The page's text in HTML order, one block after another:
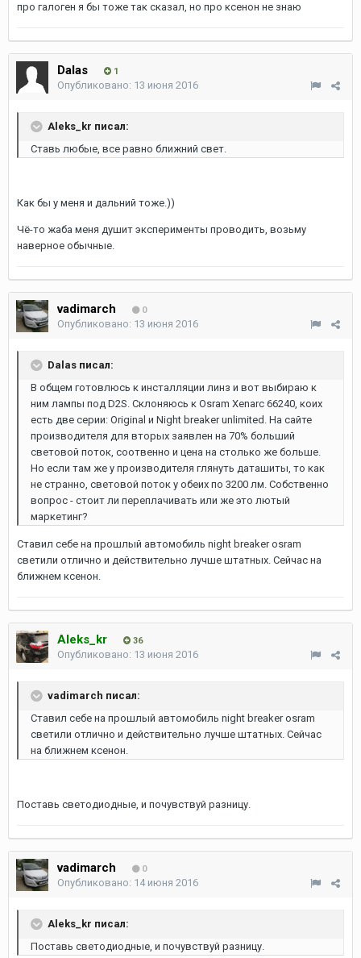
про галоген я бы тоже так сказал, но про ксенон не знаю
Dalas 1
Опубликовано: 13 июня 2016
Aleks_kr писал:
Ставь любые, все равно ближний свет.
Как бы у меня и дальний тоже.))
Чё-то жаба меня душит эксперименты проводить, возьму
наверное обычные.
vadimarch 0
Опубликовано: 13 июня 2016
Dalas писал:
В общем готовлюсь к инсталляции линз и вот выбираю к
ним лампы под D2S. Склоняюсь к Osram Xenarc 66240, коих
есть две серии: Original и Night breaker unlimited. На сайте
производителя для вторых заявлен на 70% больший
световой поток, соотвенно и цена на столько же больше.
Но если там же у производителя глянуть даташиты, то как
не странно, световой поток у обеих по 3200 лм. Собственно
вопрос - стоит ли переплачивать или же это лютый
маркетинг?
Ставил себе на прошлый автомобиль night breaker osram
светили отлично и действительно лучше штатных. Сейчас на
ближнем ксенон.
Aleks_kr 36
Опубликовано: 13 июня 2016
vadimarch писал:
Ставил себе на прошлый автомобиль night breaker osram
светили отлично и действительно лучше штатных. Сейчас
на ближнем ксенон.
Поставь светодиодные, и почувствуй разницу.
vadimarch 0
Опубликовано: 14 июня 2016
Aleks_kr писал:
Поставь светодиодные, и почувствуй разницу.